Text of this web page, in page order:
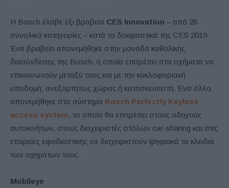
Η Bosch έλαβε έξι βραβεία CES Innovation – από 28
συνολικά κατηγορίες – κατά τα δοκιμαστικά της CES 2019.
Ένα βραβείο απονεμήθηκε στην μονάδα καθολικής
διασύνδεσης της Bosch, η οποία επιτρέπει στα οχήματα να
επικοινωνούν μεταξύ τους και με την κυκλοφοριακή
υποδομή, ανεξαρτήτως χώρας ή κατασκευαστή. Ένα άλλο
απονεμήθηκε στο σύστημα Bosch Perfectly Keyless
access system, το οποίο θα επιτρέπει στους οδηγούς
αυτοκινήτων, στους διαχειριστές στόλων car-sharing και στις
εταιρείες εφοδιαστικής να διαχειριστούν ψηφιακά τα κλειδιά
των οχημάτων τους.
Mobileye